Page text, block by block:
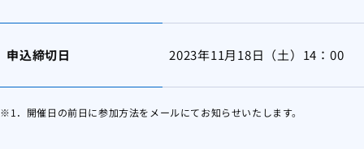
申込締切日 2023年11月18日（土）14：00
※1．開催日の前日に参加方法をメールにてお知らせいたします。